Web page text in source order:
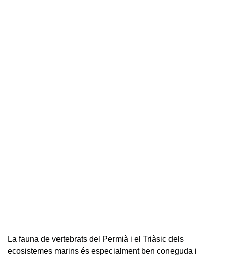
La fauna de vertebrats del Permià i el Triàsic dels
ecosistemes marins és especialment ben coneguda i